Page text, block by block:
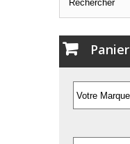
Panier